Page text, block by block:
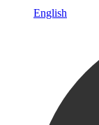
English